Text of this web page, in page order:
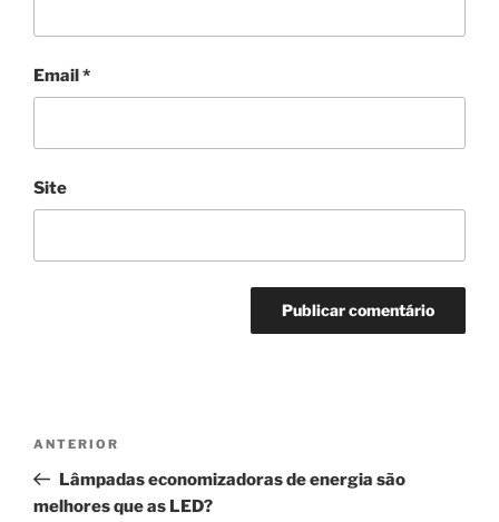
Email*
Site
artigos
Conteúdo
anterior
ANTERIOR
Lâmpadas economizadoras de energia são
melhores que as LED?